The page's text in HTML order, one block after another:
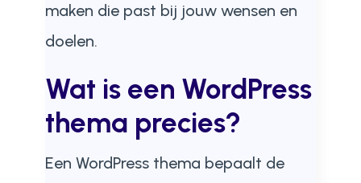
maken die past bij jouw wensen en
doelen.
Wat is een WordPress
thema precies?
Een WordPress thema bepaalt de